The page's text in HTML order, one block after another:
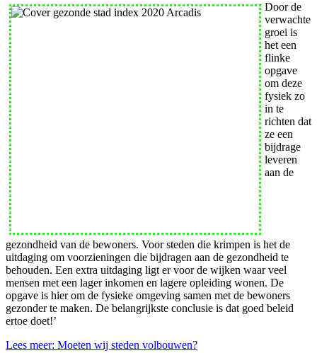
Door de
verwachte
groei is
het een
flinke
opgave
om deze
fysiek zo
in te
richten dat
ze een
bijdrage
leveren
aan de
gezondheid van de bewoners. Voor steden die krimpen is het de
uitdaging om voorzieningen die bijdragen aan de gezondheid te
behouden. Een extra uitdaging ligt er voor de wijken waar veel
mensen met een lager inkomen en lagere opleiding wonen. De
opgave is hier om de fysieke omgeving samen met de bewoners
gezonder te maken. De belangrijkste conclusie is dat goed beleid
ertoe doet!’
Lees meer: Moeten wij steden volbouwen?